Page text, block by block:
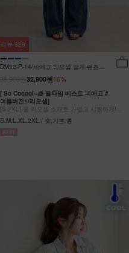
DM62-P-14/비에고 리오셀 절개 팬츠
15%
32,900원
[ So Cooool~🧊 올타임 베스트 비에고 #
여름버전1/리오셀]
[S-2XL] 쿨 리오셀 소재로 가볍고 시원하게!
사이드 절개 쿨링 데님팬츠
S,M,L,XL,2XL / 숏,기본,롱
리뷰 329